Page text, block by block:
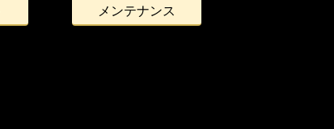
メンテナンス